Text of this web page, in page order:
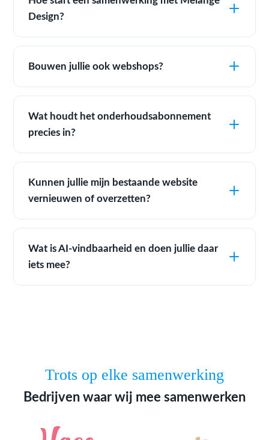
Design?
Bouwen jullie ook webshops?
Wat houdt het onderhoudsabonnement
precies in?
Kunnen jullie mijn bestaande website
vernieuwen of overzetten?
Wat is AI-vindbaarheid en doen jullie daar
iets mee?
Trots op elke samenwerking
Bedrijven waar wij mee samenwerken